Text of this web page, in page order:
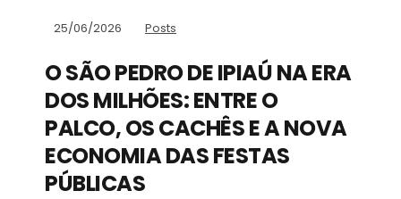
25/06/2026 Posts
O SÃO PEDRO DE IPIAÚ NA ERA
DOS MILHÕES: ENTRE O
PALCO, OS CACHÊS E A NOVA
ECONOMIA DAS FESTAS
PÚBLICAS